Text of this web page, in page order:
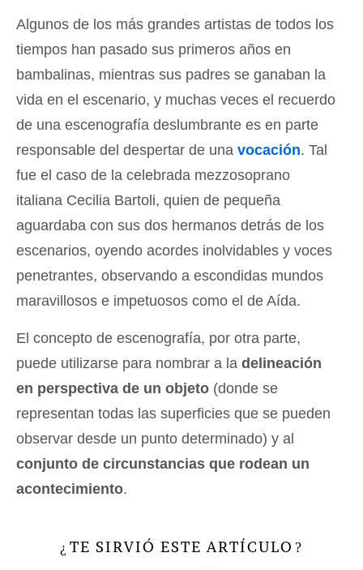
Algunos de los más grandes artistas de todos los
tiempos han pasado sus primeros años en
bambalinas, mientras sus padres se ganaban la
vida en el escenario, y muchas veces el recuerdo
de una escenografía deslumbrante es en parte
responsable del despertar de una vocación. Tal
fue el caso de la celebrada mezzosoprano
italiana Cecilia Bartoli, quien de pequeña
aguardaba con sus dos hermanos detrás de los
escenarios, oyendo acordes inolvidables y voces
penetrantes, observando a escondidas mundos
maravillosos e impetuosos como el de Aída.
El concepto de escenografía, por otra parte,
puede utilizarse para nombrar a la delineación
en perspectiva de un objeto (donde se
representan todas las superficies que se pueden
observar desde un punto determinado) y al
conjunto de circunstancias que rodean un
acontecimiento.
¿ TE SIRVIÓ ESTE ARTÍCULO ?